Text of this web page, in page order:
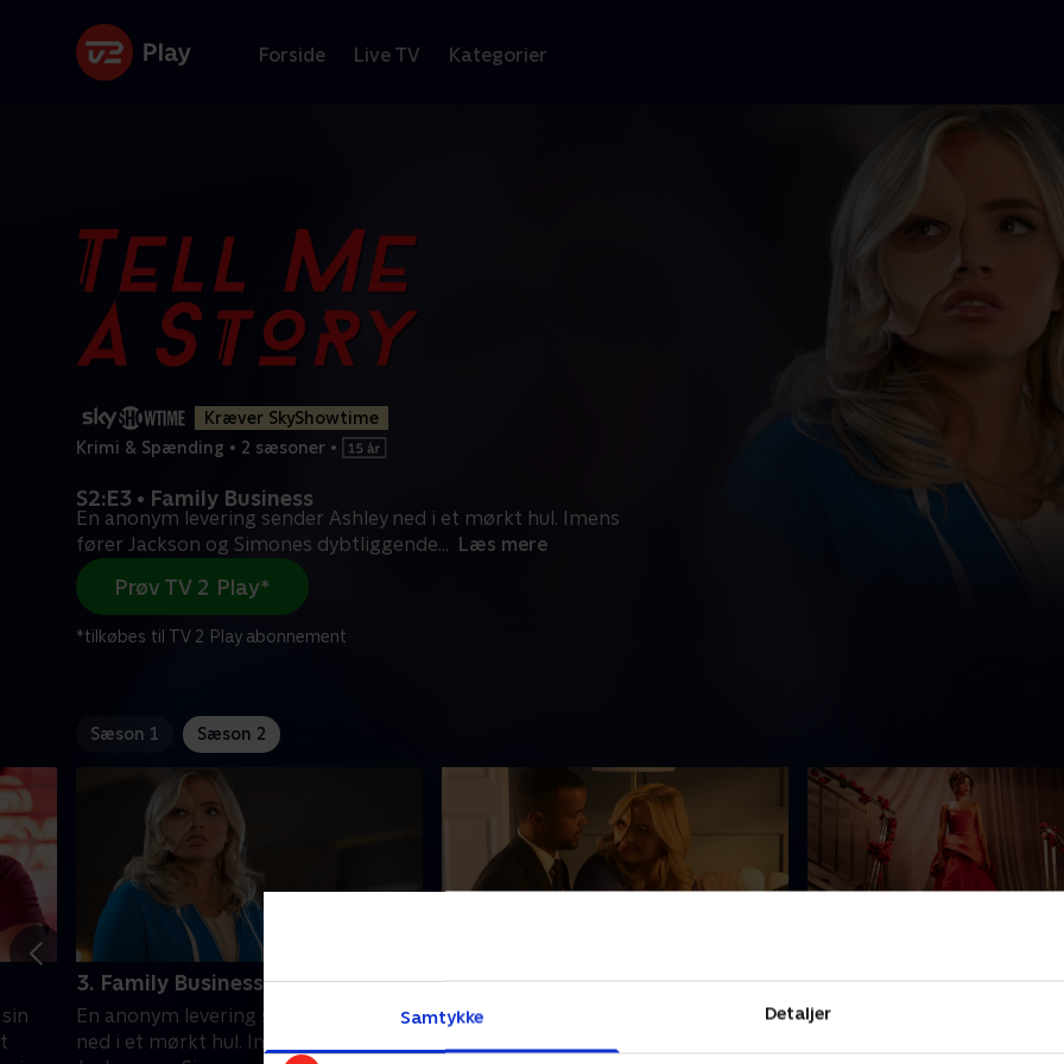
Samtykke Detaljer
Forside Live TV Kategorier
Kræver SkyShowtime
Krimi & Spænding • 2 sæsoner •
S2:E3 • Family Business
En anonym levering sender Ashley ned i et mørkt hul. Imens
fører Jackson og Simones dybtliggende... Læs mere
Prøv TV 2 Play*
*tilkøbes til TV 2 Play abonnement
Sæson 1 Sæson 2
3. Family Business
En anonym levering sender Ashley
ned i et mørkt hul. Imens fører
4. Number One Fan
Ashley skriver musik igen. Andre
Ashley føler, at hun stadig